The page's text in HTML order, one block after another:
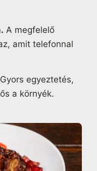
A megfelelő
amit telefonnal
Gyors egyeztetés,
a környék.